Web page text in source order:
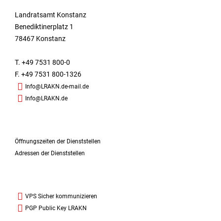
Landratsamt Konstanz
Benediktinerplatz 1
78467 Konstanz
T. +49 7531 800-0
F. +49 7531 800-1326
Info@LRAKN.de-mail.de
Info@LRAKN.de
Öffnungszeiten der Dienststellen
Adressen der Dienststellen
VPS Sicher kommunizieren
PGP Public Key LRAKN